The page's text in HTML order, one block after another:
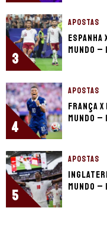
3
APOSTAS
Mundo –
4
APOSTAS
França
Mundo –
5
APOSTAS
Mundo –